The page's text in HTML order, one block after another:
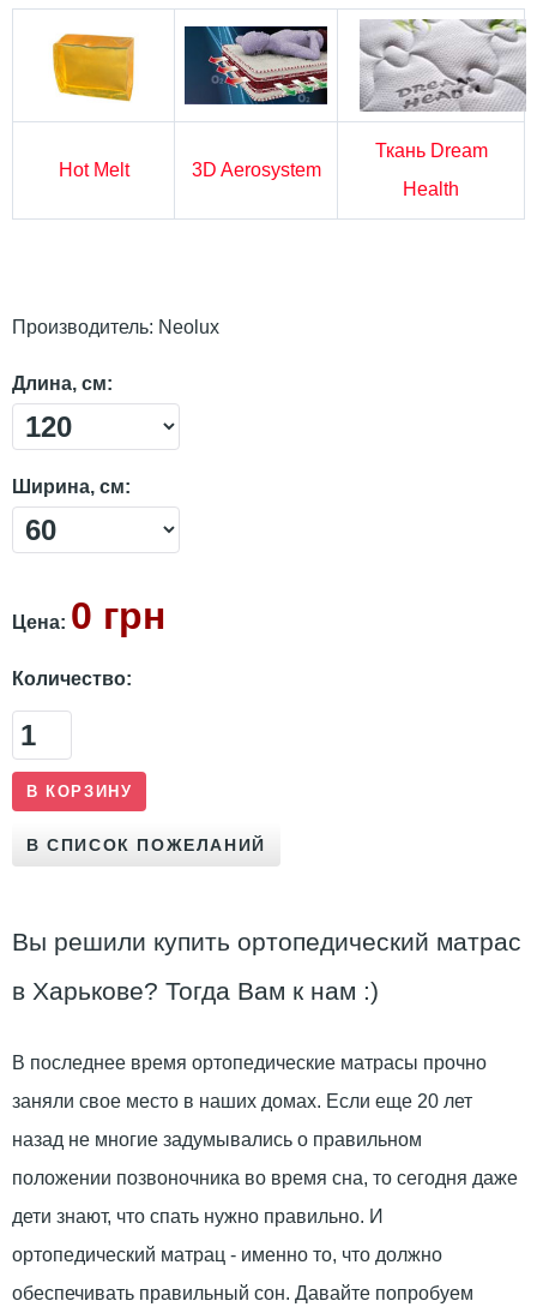
Hot Melt 3D Aerosystem
Ткань Dream
Health
Производитель: Neolux
Длина, см:
Ширина, см:
Цена: 0 грн
Количество:
Вы решили купить ортопедический матрас
в Харькове? Тогда Вам к нам :)
В последнее время ортопедические матрасы прочно
заняли свое место в наших домах. Если еще 20 лет
назад не многие задумывались о правильном
положении позвоночника во время сна, то сегодня даже
дети знают, что спать нужно правильно. И
ортопедический матрац - именно то, что должно
обеспечивать правильный сон. Давайте попробуем